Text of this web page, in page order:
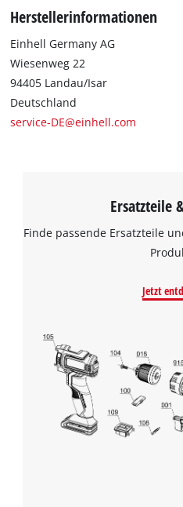
Herstellerinformationen
Einhell Germany AG
Wiesenweg 22
94405 Landau/Isar
Deutschland
service-DE@einhell.com
Ersatzteile
Finde passende Ersatzteile
Jetzt